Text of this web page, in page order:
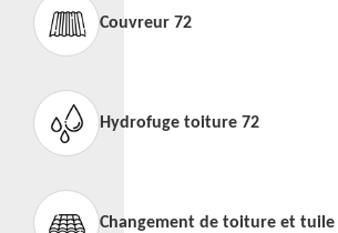
Couvreur 72
Hydrofuge toiture 72
Changement de toiture et tuile